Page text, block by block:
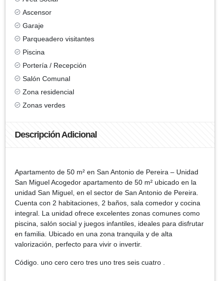
Ascensor
Garaje
Parqueadero visitantes
Piscina
Portería / Recepción
Salón Comunal
Zona residencial
Zonas verdes
Descripción Adicional
Apartamento de 50 m² en San Antonio de Pereira – Unidad
San Miguel Acogedor apartamento de 50 m² ubicado en la
unidad San Miguel, en el sector de San Antonio de Pereira.
Cuenta con 2 habitaciones, 2 baños, sala comedor y cocina
integral. La unidad ofrece excelentes zonas comunes como
piscina, salón social y juegos infantiles, ideales para disfrutar
en familia. Ubicado en una zona tranquila y de alta
valorización, perfecto para vivir o invertir.
Código. uno cero cero tres uno tres seis cuatro .